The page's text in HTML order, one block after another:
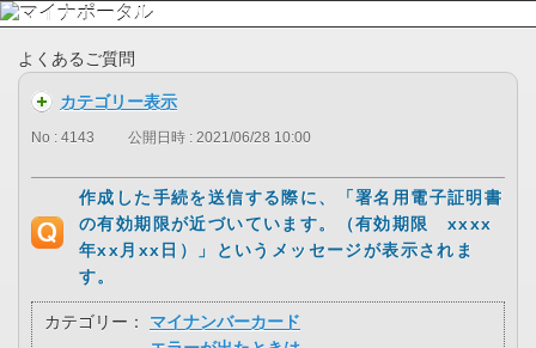
よくあるご質問
カテゴリー表示
No : 4143 公開日時 : 2021/06/28 10:00
作成した手続を送信する際に、「署名用電子証明書
の有効期限が近づいています。（有効期限 xxxx
年xx月xx日）」というメッセージが表示されま
す。
カテゴリー：
マイナンバーカード